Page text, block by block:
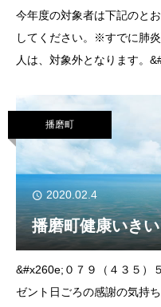
今年度の対象者は下記のと
してください。※すでに肺
人は、対象外となります。
①令和元年度に65歳、70歳
播磨町
2020.02.4
播磨町健康いき
&#x260e;０７９（４３５）
ゼント日ごろの感謝の気持